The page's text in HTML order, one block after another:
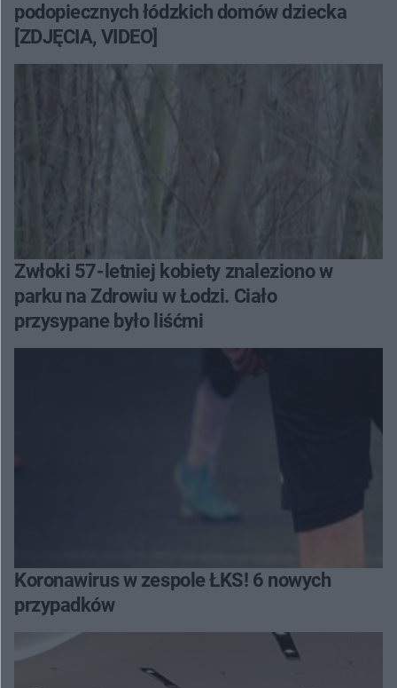
podopiecznych łódzkich domów dziecka
[ZDJĘCIA, VIDEO]
Zwłoki 57-letniej kobiety znaleziono w
parku na Zdrowiu w Łodzi. Ciało
przysypane było liśćmi
Koronawirus w zespole ŁKS! 6 nowych
przypadków